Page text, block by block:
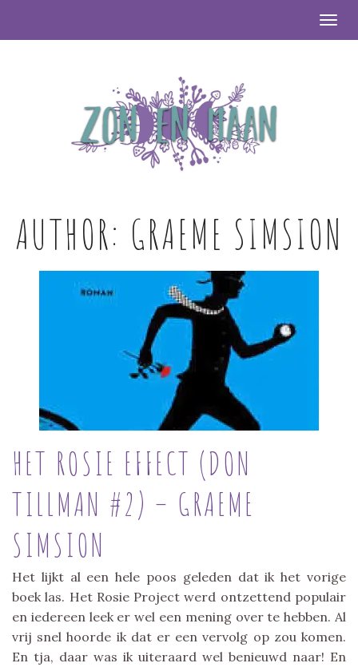
AUTHOR: GRAEME SIMSION
HET ROSIE EFFECT (DON
TILLMAN #2) – GRAEME
SIMSION
Het lijkt al een hele poos geleden dat ik het vorige
boek las. Het Rosie Project werd ontzettend populair
en iedereen leek er wel een mening over te hebben. Al
vrij snel hoorde ik dat er een vervolg op zou komen.
En tja, daar was ik uiteraard wel benieuwd naar! En